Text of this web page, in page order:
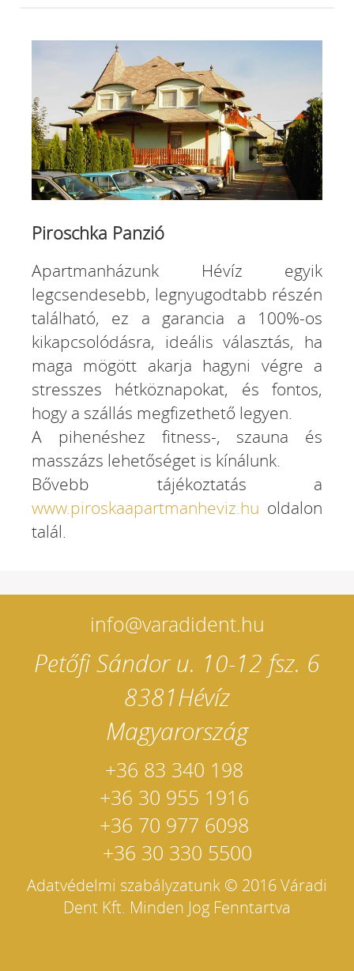
Piroschka Panzió
Apartmanházunk Hévíz egyik
legcsendesebb, legnyugodtabb részén
található, ez a garancia a 100%-os
kikapcsolódásra, ideális választás, ha
maga mögött akarja hagyni végre a
stresszes hétköznapokat, és fontos,
hogy a szállás megfizethető legyen.
A pihenéshez fitness-, szauna és
masszázs lehetőséget is kínálunk.
Bővebb tájékoztatás a
www.piroskaapartmanheviz.hu oldalon
talál.
info@varadident.hu
Petőfi Sándor u. 10-12 fsz. 6
8381Hévíz
Magyarország
+36 83 340 198
+36 30 955 1916
+36 70 977 6098
+36 30 330 5500
Adatvédelmi szabályzatunk © 2016 Váradi
Dent Kft. Minden Jog Fenntartva